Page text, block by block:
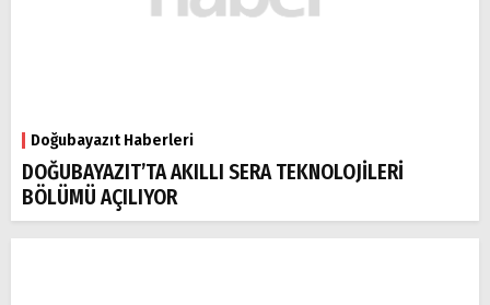
Doğubayazıt Haberleri
DOĞUBAYAZIT’TA AKILLI SERA TEKNOLOJİLERİ
BÖLÜMÜ AÇILIYOR